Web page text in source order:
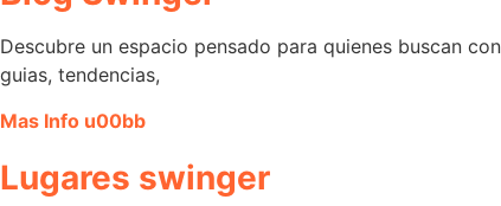
Descubre un espacio pensado para quienes buscan
guias, tendencias,
Mas Info u00bb
Lugares swinger